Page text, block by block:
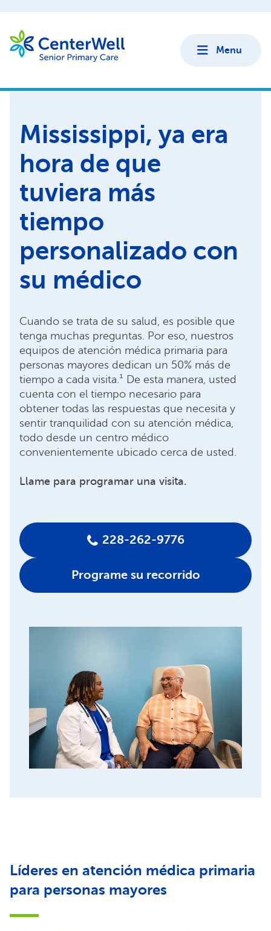
Menu
Mississippi, ya era
hora de que
tuviera más
tiempo
personalizado con
su médico
Cuando se trata de su salud, es posible que
tenga muchas preguntas. Por eso, nuestros
equipos de atención médica primaria para
personas mayores dedican un 50% más de
tiempo a cada visita.¹ De esta manera, usted
cuenta con el tiempo necesario para
obtener todas las respuestas que necesita y
sentir tranquilidad con su atención médica,
todo desde un centro médico
convenientemente ubicado cerca de usted.
Llame para programar una visita.
228-262-9776
Programe su recorrido
Líderes en atención médica primaria
para personas mayores